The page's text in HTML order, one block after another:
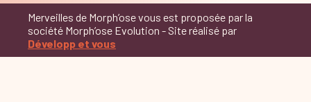
Merveilles de Morph’ose vous est proposée par la
société Morph’ose Evolution - Site réalisé par
Développ et vous